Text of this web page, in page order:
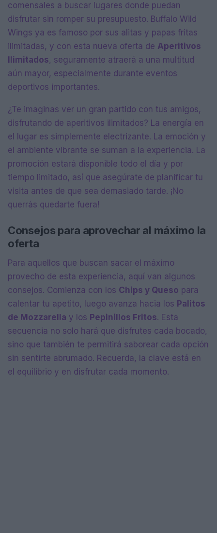
comensales a buscar lugares donde puedan
disfrutar sin romper su presupuesto. Buffalo Wild
Wings ya es famoso por sus alitas y papas fritas
ilimitadas, y con esta nueva oferta de Aperitivos
Ilimitados, seguramente atraerá a una multitud
aún mayor, especialmente durante eventos
deportivos importantes.
¿Te imaginas ver un gran partido con tus amigos,
disfrutando de aperitivos ilimitados? La energía en
el lugar es simplemente electrizante. La emoción y
el ambiente vibrante se suman a la experiencia. La
promoción estará disponible todo el día y por
tiempo limitado, así que asegúrate de planificar tu
visita antes de que sea demasiado tarde. ¡No
querrás quedarte fuera!
Consejos para aprovechar al máximo la
oferta
Para aquellos que buscan sacar el máximo
provecho de esta experiencia, aquí van algunos
consejos. Comienza con los Chips y Queso para
calentar tu apetito, luego avanza hacia los Palitos
de Mozzarella y los Pepinillos Fritos. Esta
secuencia no solo hará que disfrutes cada bocado,
sino que también te permitirá saborear cada opción
sin sentirte abrumado. Recuerda, la clave está en
el equilibrio y en disfrutar cada momento.